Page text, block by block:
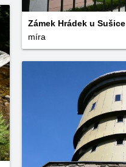
Zámek Hrádek u Sušice
míra